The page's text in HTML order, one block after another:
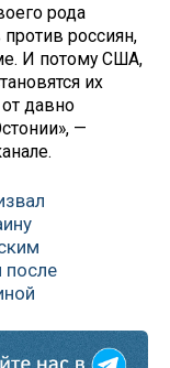
рода
россиян,
И потому США,
их
давно
—
после